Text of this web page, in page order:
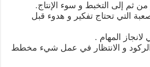
ثم إلى التخبط و سوء الإنتاج.
التي تحتاج تفكير و هدوء قبل
المهام .
الركود و الانتظار في عمل شيء مخطط